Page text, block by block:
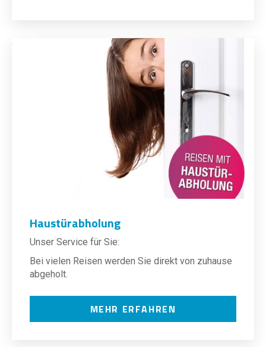
Haustürabholung
Unser Service für Sie:
Bei vielen Reisen werden Sie direkt von zuhause
abgeholt.
MEHR ERFAHREN